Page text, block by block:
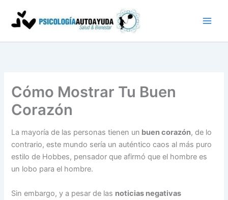
contenido
Cómo Mostrar Tu Buen
Corazón
La mayoría de las personas tienen un buen corazón, de lo
contrario, este mundo sería un auténtico caos al más puro
estilo de Hobbes, pensador que afirmó que el hombre es
un lobo para el hombre.
Sin embargo, y a pesar de las noticias negativas